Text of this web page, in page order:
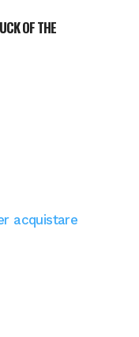
OF THE
acquistare